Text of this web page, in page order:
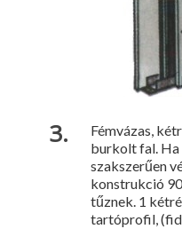
Fémvázas,
burkolt fal.
szakszerűen
konstrukció
tűznek. 1
tartóprofil, (fid